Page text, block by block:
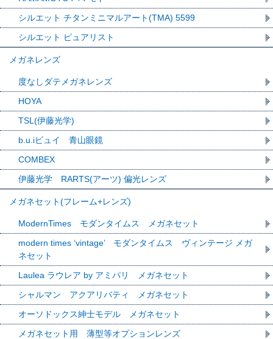
シルエット チタンミニマルアート(TMA) 5599
シルエット ピュアリスト
メガネレンズ
度なしダテメガネレンズ
HOYA
TSL(伊藤光学)
b.u.iビュイ 青山眼鏡
COMBEX
伊藤光学 RARTS(アーツ) 偏光レンズ
メガネセット(フレーム+レンズ)
ModernTimes モダンタイムス メガネセット
modern times ‘vintage’ モダンタイムス ヴィンテージ メガ
ネセット
Laulea ラウレア by アミパリ メガネセット
シャルマン アクアリバティ メガネセット
オーソドックス紳士モデル メガネセット
メガネセット用 薄型等オプションレンズ